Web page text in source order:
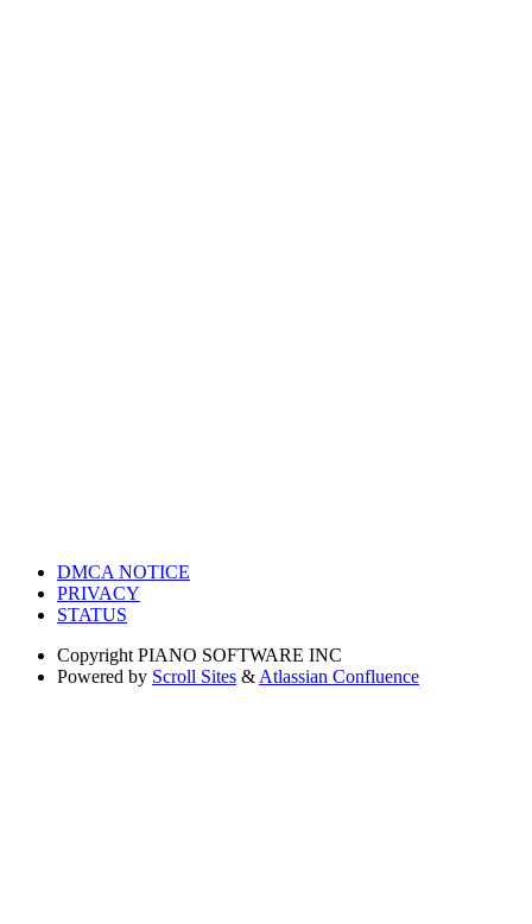
DMCA NOTICE
PRIVACY
STATUS
Copyright PIANO SOFTWARE INC
Powered by Scroll Sites & Atlassian Confluence